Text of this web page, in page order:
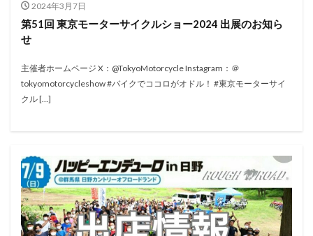
2024年3月7日
第51回 東京モーターサイクルショー2024 出展のお知ら
せ
主催者ホームページ X：@TokyoMotorcycle Instagram：＠
tokyomotorcycleshow #バイクでココロがオドル！ #東京モーターサイ
クル […]